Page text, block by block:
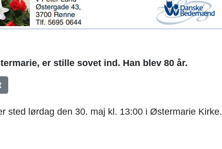
er stille sovet ind. Han blev 80 år.
sted lørdag den 30. maj kl. 13:00 i Østermarie Kirke.